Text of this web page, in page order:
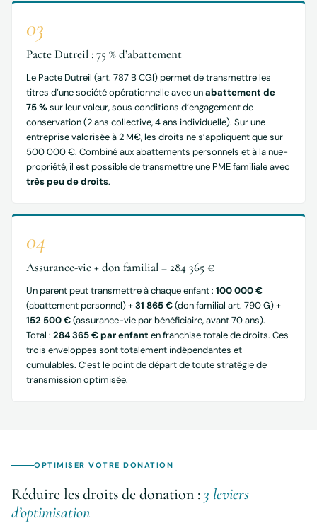
03
Pacte Dutreil : 75 % d’abattement
Le Pacte Dutreil (art. 787 B CGI) permet de transmettre les
titres d’une société opérationnelle avec unabattement de
75 %sur leur valeur, sous conditions d’engagement de
conservation (2 ans collective, 4 ans individuelle). Sur une
entreprise valorisée à 2 M€, les droits ne s’appliquent que sur
500 000 €. Combiné aux abattements personnels et à la nue-
propriété, il est possible de transmettre une PME familiale avec
très peu de droits.
04
Assurance-vie + don familial = 284 365 €
Un parent peut transmettre à chaque enfant : 100 000 €
(abattement personnel) +31 865 €(don familial art. 790 G) +
152 500 €(assurance-vie par bénéficiaire, avant 70 ans).
Total : 284 365 € par enfant en franchise totale de droits. Ces
trois enveloppes sont totalement indépendantes et
cumulables. C’est le point de départ de toute stratégie de
transmission optimisée.
OPTIMISER VOTRE DONATION
Réduire les droits de donation : 3 leviers
d’optimisation